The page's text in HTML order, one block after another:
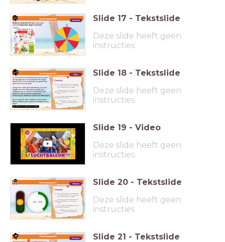
Verwerkingsopdracht
Voorbeeld
Bekijk een voorbeeld van een instructieve
teksten bespreek de vragen in het rad.
Slide 17 - Tekstslide
Deze slide heeft geen
instructies
Verwerkingsopdracht
Uitleg
Je hebt geleerd wat warmte precies is en hoe
het doorgegeven en tegengehouden wordt.
Wordt het je al te heet onder de voeten? Dan
gaan we nu aan de slag!
Schrijf een instructieve tekstwaarin je na het
bekijken van een video stap voor stap gaat
uitleggen hoe je zelf een luchtballon kunt
maken en wat je hiervoor nodig hebt.
Verduidelijk je tekst door middel van tekeningen.
Op de volgende slide bekijken we het proefje.
Maak aantekeningen tijdens het bekijken van de
video!
een luchtballon kunt maken.
leestekens.
Wat is een instructieve tekst?
Checklist
Slide 18 - Tekstslide
Deze slide heeft geen
instructies
Slide 19 - Video
Deze slide heeft geen
instructies
Verwerkingsopdracht Uitvoeren
een luchtballon kunt maken.
leestekens.
Checklist
timer
15:00
Slide 20 - Tekstslide
Deze slide heeft geen
instructies
Verwerkingsopdracht
Evalueren Slide 21 - Tekstslide